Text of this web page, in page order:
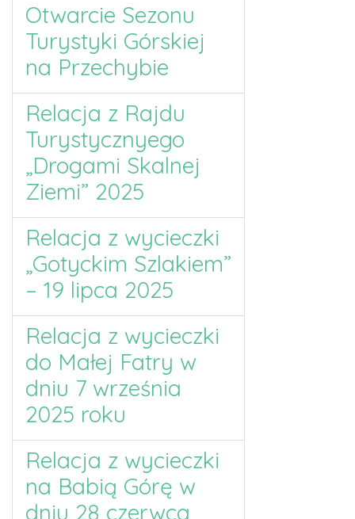
Otwarcie Sezonu
Turystyki Górskiej
na Przechybie
Relacja z Rajdu
Turystycznyego
„Drogami Skalnej
Ziemi” 2025
Relacja z wycieczki
„Gotyckim Szlakiem”
– 19 lipca 2025
Relacja z wycieczki
do Małej Fatry w
dniu 7 września
2025 roku
Relacja z wycieczki
na Babią Górę w
dniu 28 czerwca